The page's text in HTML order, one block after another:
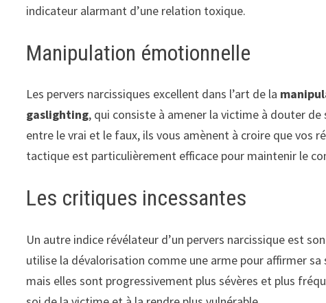
indicateur alarmant d’une relation toxique.
Manipulation émotionnelle
Les pervers narcissiques excellent dans l’art de la
gaslighting, qui consiste à amener la victime à douter
entre le vrai et le faux, ils vous amènent à croire que
tactique est particulièrement efficace pour maintenir le
Les critiques incessantes
Un autre indice révélateur d’un pervers narcissique est
utilise la dévalorisation comme une arme pour affirmer
mais elles sont progressivement plus sévères et plus